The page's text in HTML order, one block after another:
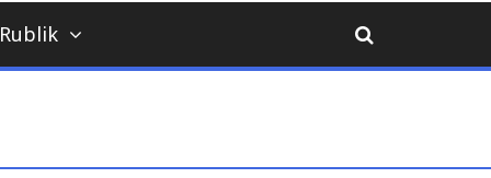
Rublik